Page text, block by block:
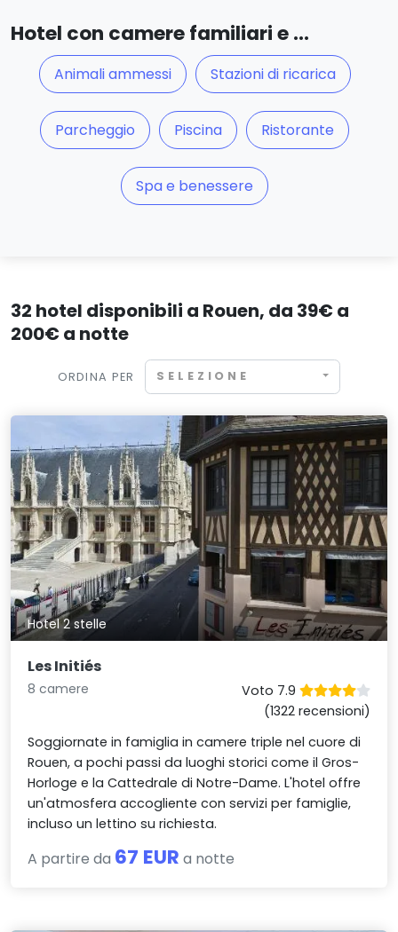
Hotel con camere familiari e ...
Animali ammessi Stazioni di ricarica
Parcheggio Piscina Ristorante
Spa e benessere
32 hotel disponibili a Rouen, da 39€ a
200€ a notte
ORDINA PER SELEZIONE
Hotel 2 stelle
Les Initiés
8 camere
Voto 7.9
(1322 recensioni)
Soggiornate in famiglia in camere triple nel cuore di
Rouen, a pochi passi da luoghi storici come il Gros-
Horloge e la Cattedrale di Notre-Dame. L'hotel offre
un'atmosfera accogliente con servizi per famiglie,
incluso un lettino su richiesta.
A partire da 67 EUR a notte